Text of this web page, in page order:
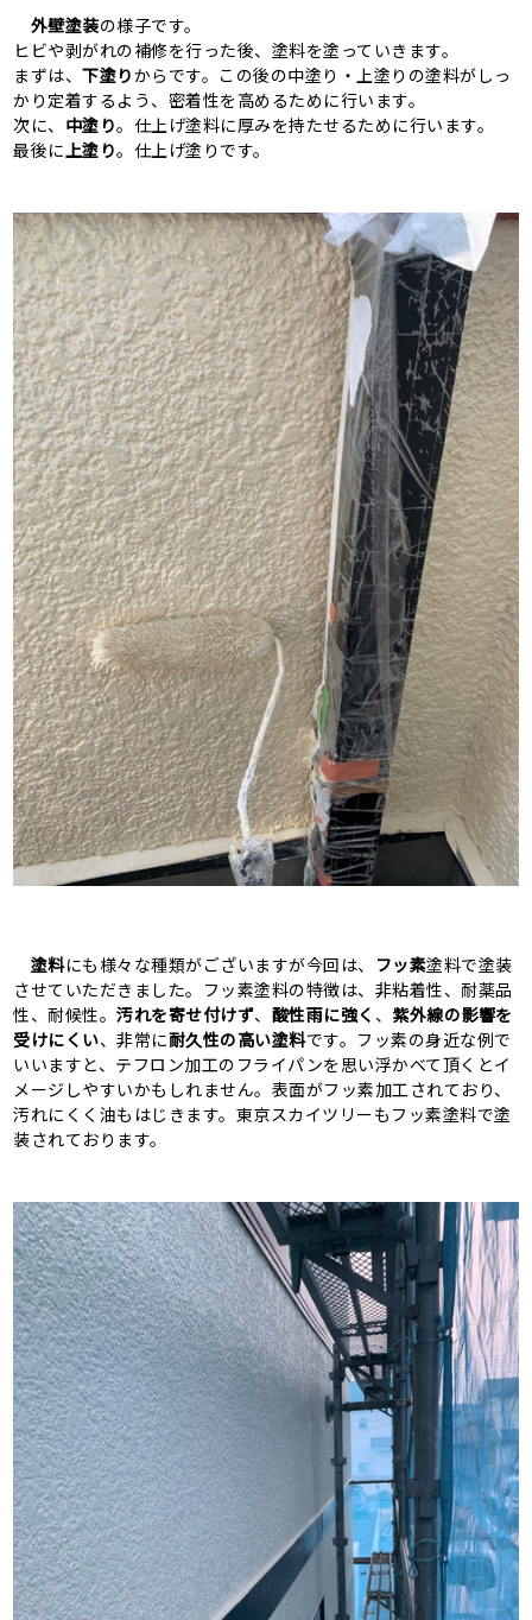
外壁塗装の様子です。
ヒビや剥がれの補修を行った後、塗料を塗っていきます。
まずは、下塗りからです。この後の中塗り・上塗りの塗料がしっ
かり定着するよう、密着性を高めるために行います。
次に、 中塗り。仕上げ塗料に厚みを持たせるために行います。
最後に上塗り。仕上げ塗りです。
塗料にも様々な種類がございますが今回は、 フッ素塗料で塗装
させていただきました。フッ素塗料の特徴は、非粘着性、耐薬品
性、耐候性。汚れを寄せ付けず、 酸性雨に強く 、 紫外線の影響を
受けにくい、非常に耐久性の高い塗料です。フッ素の身近な例で
いいますと、テフロン加工のフライパンを思い浮かべて頂くとイ
メージしやすいかもしれません。表面がフッ素加工されており、
汚れにくく油もはじきます。東京スカイツリーもフッ素塗料で塗
装されております。